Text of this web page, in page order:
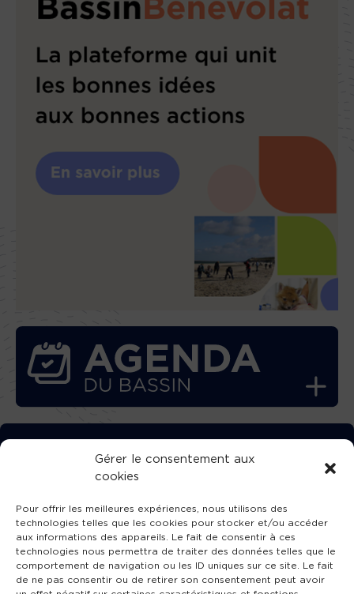
Gérer le consentement aux
cookies
Pour offrir les meilleures expériences, nous utilisons des
technologies telles que les cookies pour stocker et/ou accéder
aux informations des appareils. Le fait de consentir à ces
technologies nous permettra de traiter des données telles que le
comportement de navigation ou les ID uniques sur ce site. Le fait
de ne pas consentir ou de retirer son consentement peut avoir
TÉLÉCHARGEZ GRATUITEMENT
L’APPLICATION TVBA !
SUIVEZ-NOUS !